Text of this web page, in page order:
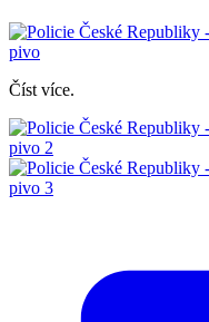
Číst více.